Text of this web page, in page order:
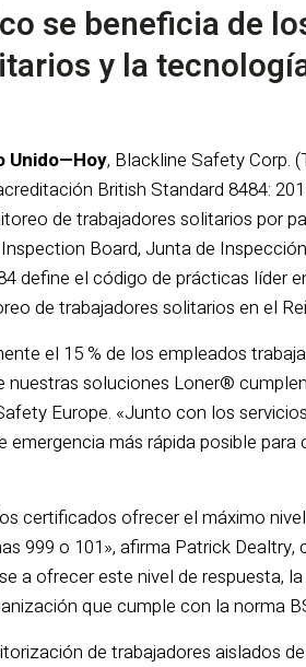
se beneficia de
y la
Unido—Hoy, Blackline Safety Corp.
British Standard 8484:
de trabajadores solitarios por
Board, Junta de
define el código de prácticas líder
de trabajadores solitarios en el
el 15 % de los empleados
soluciones Loner®
Europe. «Junto con los
más rápida posible
certificados ofrecer el máximo
999 o 101», afirma Patrick
a ofrecer este nivel de respuesta,
que cumple con la norma
de trabajadores aislados